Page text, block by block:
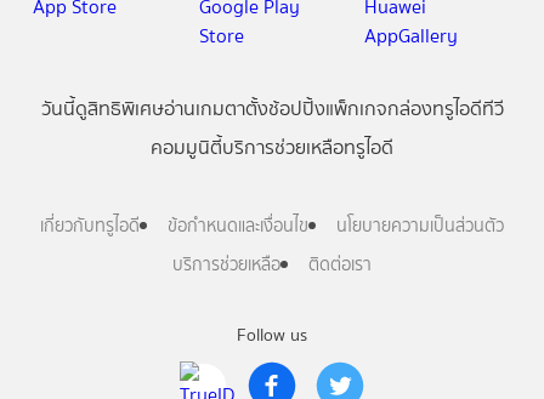
Follow us
วันนี้ดูสิทธิพิเศษอ่านเกมตาตั้งช้อปปิ้งแพ็กเกจกล่องทรูไอดีทีวี
คอมมูนิตี้บริการช่วยเหลือทรูไอดี
เกี่ยวกับทรูไอดี ข้อกำหนดและเงื่อนไข
นโยบายความเป็นส่วนตัว
บริการช่วยเหลือ
ติดต่อเรา